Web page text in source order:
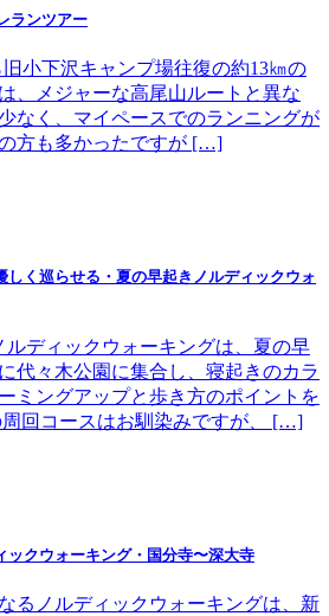
ランツアー
旧小下沢キャンプ場往復の約13㎞の
、メジャーな高尾山ルートと異な
なく、マイペースでのランニングが
方も多かったですが […]
しく巡らせる・夏の早起きノルディックウォ
ルディックウォーキングは、夏の早
代々木公園に集合し、寝起きのカラ
ミングアップと歩き方のポイントを
回コースはお馴染みですが、 […]
ックウォーキング・国分寺〜深大寺
るノルディックウォーキングは、新